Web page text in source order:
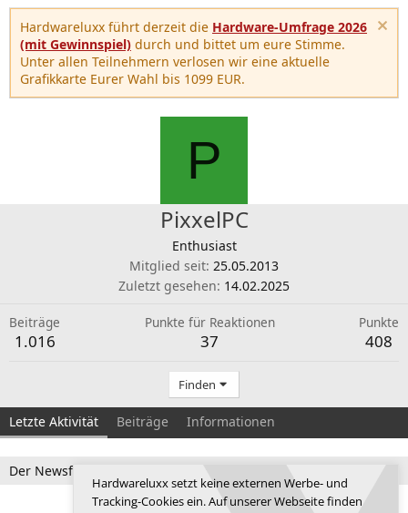
Hardwareluxx führt derzeit die Hardware-Umfrage 2026
(mit Gewinnspiel) durch und bittet um eure Stimme.
Unter allen Teilnehmern verlosen wir eine aktuelle
Grafikkarte Eurer Wahl bis 1099 EUR.
P
PixxelPC
Enthusiast
Mitglied seit 25.05.2013
Zuletzt gesehen 14.02.2025
Beiträge
1.016
Punkte für Reaktionen
37
Punkte
408
Finden
Letzte Aktivität Beiträge Informationen
Der Newsfeed ist zur Zeit leer.
Hardwareluxx setzt keine externen Werbe- und
Tracking-Cookies ein. Auf unserer Webseite finden